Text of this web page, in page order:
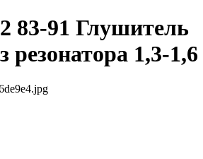
83-91 Глушитель
резонатора 1,3-1,6